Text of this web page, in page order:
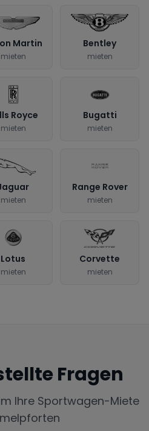
Martin
mieten
Bentley
mieten
Royce
mieten
Bugatti
mieten
mieten
Range Rover
mieten
Lotus
mieten
Corvette
mieten
Fragen
Ihre Sportwagen-Miete